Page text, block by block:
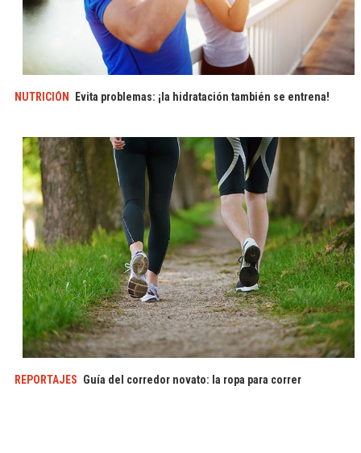
NUTRICIÓN Evita problemas: ¡la hidratación también se entrena!
REPORTAJES Guía del corredor novato: la ropa para correr